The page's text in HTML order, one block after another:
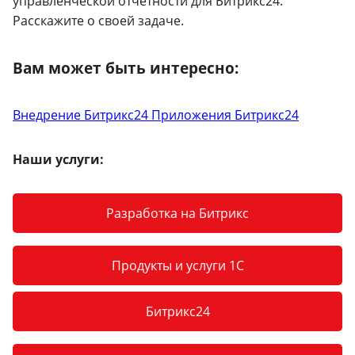
Расскажите о своей задаче.
Вам может быть интересно:
Внедрение Битрикс24 Приложения Битрикс24
Наши услуги:
Разработка на Битрикс
Продукты и услуги 1С
Битрикс24